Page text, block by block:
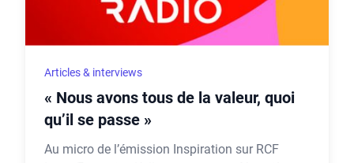
Articles & interviews
« Nous avons tous de la valeur, quoi
qu’il se passe »
Au micro de l’émission Inspiration sur RCF